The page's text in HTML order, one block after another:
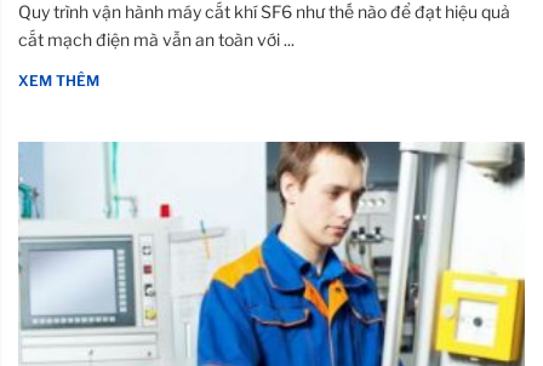
Quy trình vận hành máy cắt khí SF6 như thế nào để đạt hiệu quả
cắt mạch điện mà vẫn an toàn với ...
XEM THÊM